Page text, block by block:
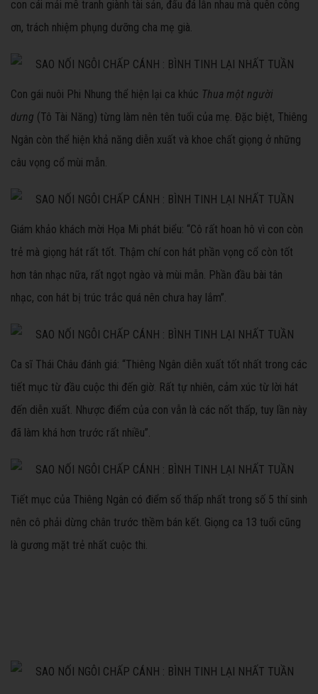
con cái mải mê tranh giành tài sản, đấu đá lẫn nhau mà quên công
ơn, trách nhiệm phụng dưỡng cha mẹ già.
Con gái nuôi Phi Nhung thể hiện lại ca khúc Thua một người
dưng (Tô Tài Năng) từng làm nên tên tuổi của mẹ. Đặc biệt, Thiêng
Ngân còn thể hiện khả năng diễn xuất và khoe chất giọng ở những
câu vọng cổ mùi mẫn.
Giám khảo khách mời Họa Mi phát biểu: “Cô rất hoan hô vì con còn
trẻ mà giọng hát rất tốt. Thậm chí con hát phần vọng cổ còn tốt
hơn tân nhạc nữa, rất ngọt ngào và mùi mẫn. Phần đầu bài tân
nhạc, con hát bị trúc trắc quá nên chưa hay lắm”.
Ca sĩ Thái Châu đánh giá: “Thiêng Ngân diễn xuất tốt nhất trong các
tiết mục từ đầu cuộc thi đến giờ. Rất tự nhiên, cảm xúc từ lời hát
đến diễn xuất. Nhược điểm của con vẫn là các nốt thấp, tuy lần này
đã làm khá hơn trước rất nhiều”.
Tiết mục của Thiêng Ngân có điểm số thấp nhất trong số 5 thí sinh
nên cô phải dừng chân trước thềm bán kết. Giọng ca 13 tuổi cũng
là gương mặt trẻ nhất cuộc thi.